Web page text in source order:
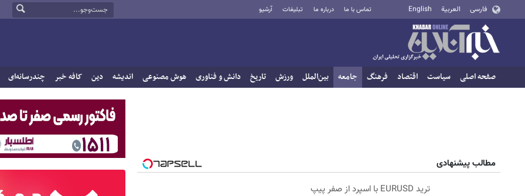
فارسی العربية English تماس با ما درباره ما تبلیغات آرشیو
صفحه اصلی سیاست اقتصاد فرهنگ جامعه بین‌الملل ورزش تاریخ دانش و فناوری هوش مصنوعی اندیشه دین کافه خبر چندرسانه‌ای
مطالب پیشنهادی
ترید EURUSD با اسپرد از صفر پیپ